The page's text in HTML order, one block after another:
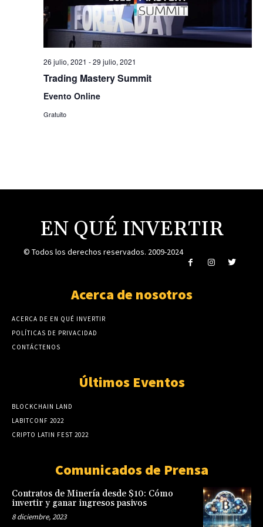
26 julio, 2021 -29 julio, 2021
Trading Mastery Summit
Evento Online
Gratuito
EN QUÉ INVERTIR
© Todos los derechos reservados. 2009-2024
Acerca de nosotros
ACERCA DE EN QUÉ INVERTIR
POLÍTICAS DE PRIVACIDAD
CONTÁCTENOS
Últimos Eventos
BLOCKCHAIN LAND
LABITCONF 2022
CRIPTO LATIN FEST 2022
Comunicados de Prensa
Contratos de Minería desde $10: Cómo
invertir y ganar ingresos pasivos
8 diciembre, 2023